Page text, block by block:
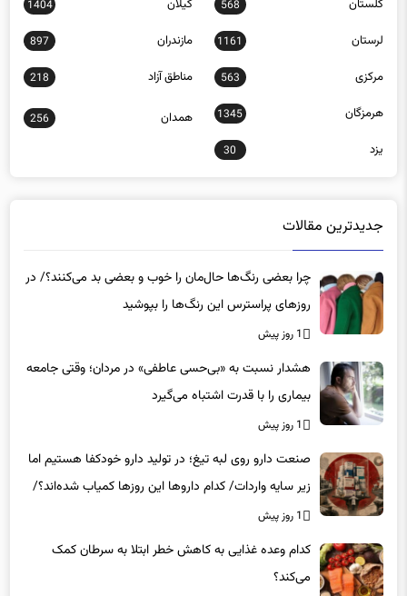
گلستان 568 گیلان 1404
لرستان 1161 مازندران 897
مرکزی 563 مناطق آزاد 218
هرمزگان 1345 همدان 256
یزد 30
جدیدترین مقالات
چرا بعضی رنگ‌ها حال‌مان را خوب و بعضی بد می‌کنند؟/ در
روزهای پراسترس این رنگ‌ها را بپوشید
1 روز پیش
هشدار نسبت به «بی‌حسی عاطفی» در مردان؛ وقتی جامعه
بیماری را با قدرت اشتباه می‌گیرد
1 روز پیش
صنعت دارو روی لبه تیغ؛ در تولید دارو خودکفا هستیم اما
زیر سایه واردات/ کدام داروها این روزها کمیاب شده‌اند؟/
«کشور سه ماه ذخیره دارویی دارد»
1 روز پیش
کدام وعده غذایی به کاهش خطر ابتلا به سرطان کمک
می‌کند؟